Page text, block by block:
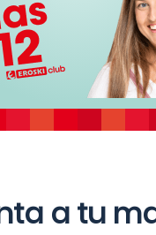
a tu